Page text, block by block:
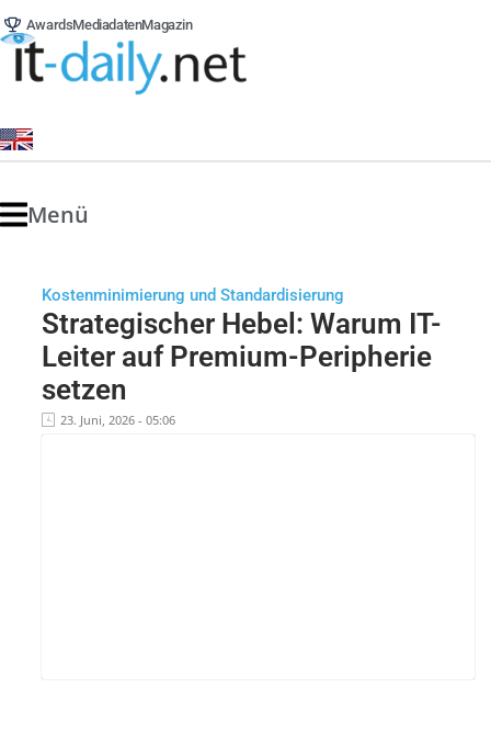
AwardsMediadatenMagazin
Menü
Kostenminimierung und Standardisierung
Strategischer Hebel: Warum IT-
Leiter auf Premium-Peripherie
setzen
23. Juni, 2026 - 05:06